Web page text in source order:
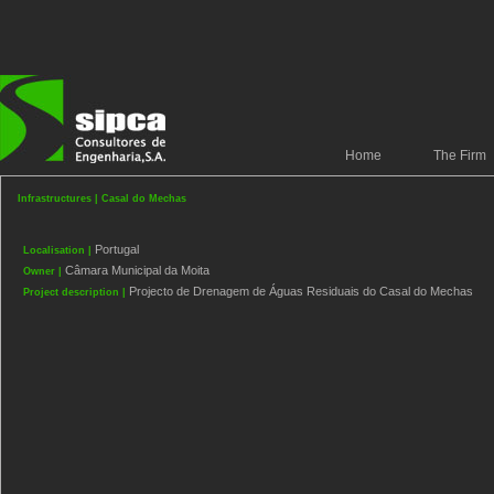
Home The Firm
Infrastructures | Casal do Mechas
Localisation | Portugal
Owner | Câmara Municipal da Moita
Project description | Projecto de Drenagem de Águas Residuais do Casal do Mechas